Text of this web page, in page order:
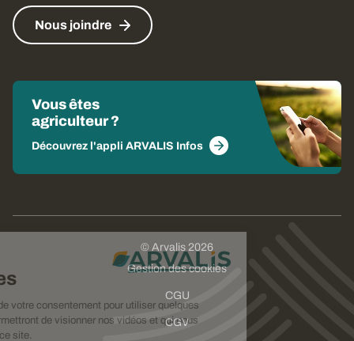
vos cookies
Nous avons besoin de votre consentement pour utiliser quelques
cookies qui vous permettront de visionner nos vidéos et qui nous
aideront à améliorer ce site.
Nous joindre
Vous êtes
agriculteur ?
Découvrez l'appli ARVALIS Infos
© Arvalis 2026
Gestion des cookies
CGU
CGV